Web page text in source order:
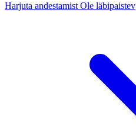
Harjuta andestamist Ole läbipaistev